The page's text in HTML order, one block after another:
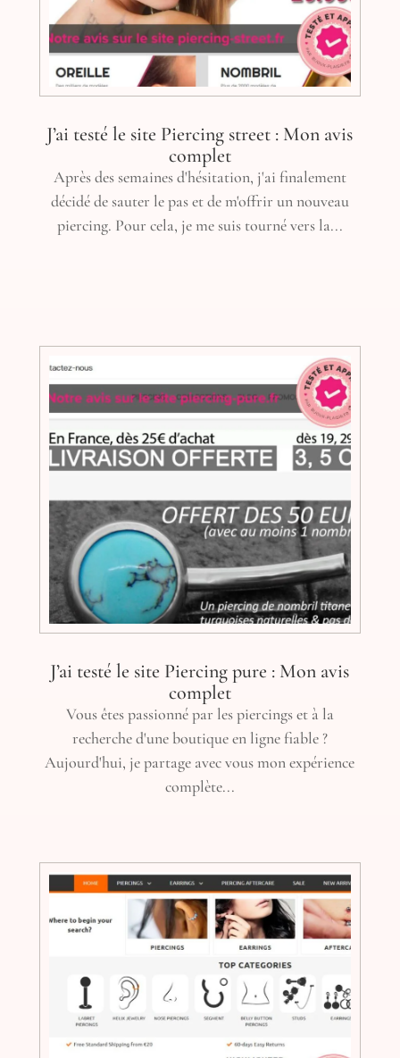
J’ai testé le site Piercing street : Mon avis
complet
Après des semaines d'hésitation, j'ai finalement
décidé de sauter le pas et de m'offrir un nouveau
piercing. Pour cela, je me suis tourné vers la...
J’ai testé le site Piercing pure : Mon avis
complet
Vous êtes passionné par les piercings et à la
recherche d'une boutique en ligne fiable ?
Aujourd'hui, je partage avec vous mon expérience
complète...